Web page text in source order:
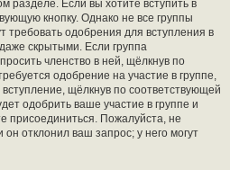
разделе. Если вы хотите вступить в
кнопку. Однако не все группы
требовать одобрения для вступления в
скрытыми. Если группа
членство в ней, щёлкнув по
одобрение на участие в группе,
щёлкнув по соответствующей
одобрить ваше участие в группе и
присоединиться. Пожалуйста, не
отклонил ваш запрос; у него могут